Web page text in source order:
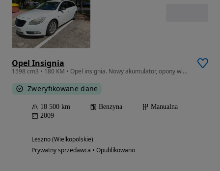
Opel Insignia
1598 cm3 • 180 KM • Opel insignia. Nowy akumulator, opony wielosezonowe nowe
Zweryfikowane dane
18 500 km Benzyna
Manualna
2009
Leszno (Wielkopolskie)
Prywatny sprzedawca • Opublikowano